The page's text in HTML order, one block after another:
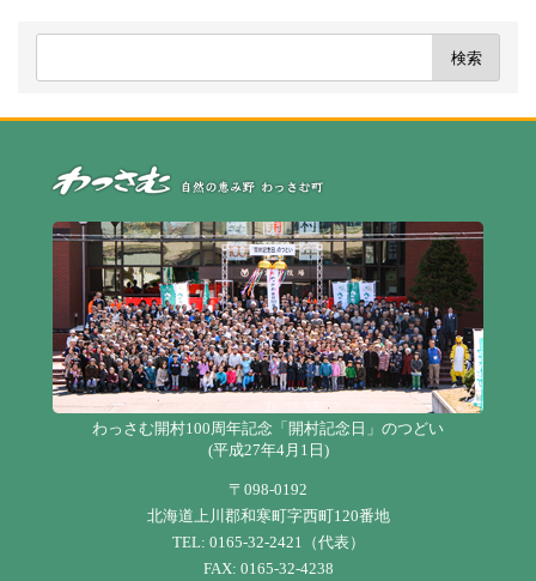
わっさむ開村100周年記念「開村記念日」のつどい
(平成27年4月1日)
〒098-0192
北海道上川郡和寒町字西町120番地
TEL: 0165-32-2421（代表）
FAX: 0165-32-4238